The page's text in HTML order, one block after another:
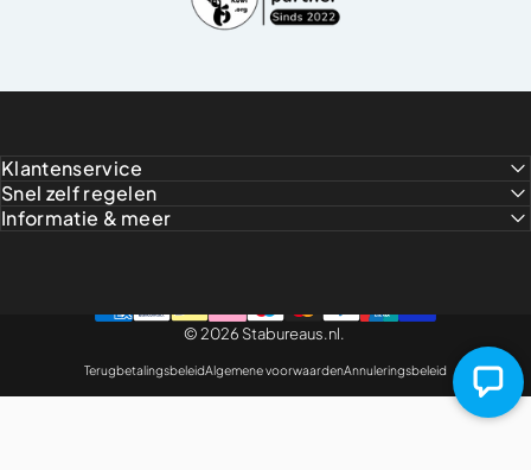
Klantenservice
Snel zelf regelen
Informatie & meer
© 2026 Stabureaus.nl.
TerugbetalingsbeleidAlgemene voorwaardenAnnuleringsbeleid